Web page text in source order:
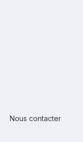
Nous contacter